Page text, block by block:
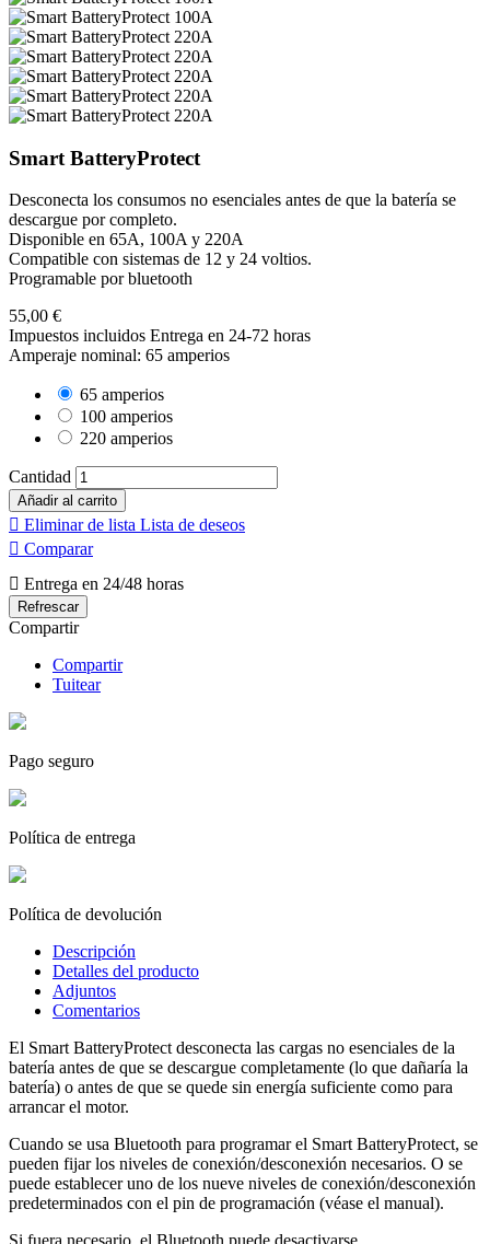
Smart BatteryProtect
Desconecta los consumos no esenciales antes de que la batería se
descargue por completo.
Disponible en 65A, 100A y 220A
Compatible con sistemas de 12 y 24 voltios.
Programable por bluetooth
55,00 €
Impuestos incluidos Entrega en 24-72 horas
Amperaje nominal: 65 amperios
65 amperios
100 amperios
220 amperios
Cantidad
Añadir al carrito
 Eliminar de lista Lista de deseos
 Comparar
 Entrega en 24/48 horas
Compartir
Compartir
Tuitear
Pago seguro
Política de entrega
Política de devolución
Descripción
Detalles del producto
Adjuntos
Comentarios
El Smart BatteryProtect desconecta las cargas no esenciales de la
batería antes de que se descargue completamente (lo que dañaría la
batería) o antes de que se quede sin energía suficiente como para
arrancar el motor.
Cuando se usa Bluetooth para programar el Smart BatteryProtect, se
pueden fijar los niveles de conexión/desconexión necesarios. O se
puede establecer uno de los nueve niveles de conexión/desconexión
predeterminados con el pin de programación (véase el manual).